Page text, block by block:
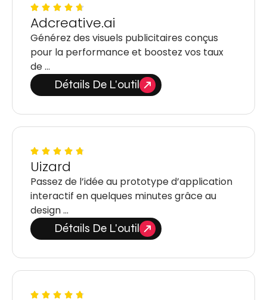
Adcreative.ai
Générez des visuels publicitaires conçus
pour la performance et boostez vos taux
de …
Détails De L'outil
Uizard
Passez de l’idée au prototype d’application
interactif en quelques minutes grâce au
design …
Détails De L'outil